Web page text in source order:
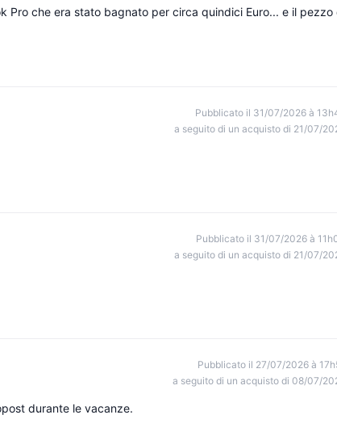
Pro che era stato bagnato per circa quindici Euro... e il pezzo
Pubblicato il 31/07/2026 à
a seguito di un acquisto di 21/07/
Pubblicato il 31/07/2026 à
a seguito di un acquisto di 21/07/
Pubblicato il 27/07/2026 à
a seguito di un acquisto di 08/07/
durante le vacanze.